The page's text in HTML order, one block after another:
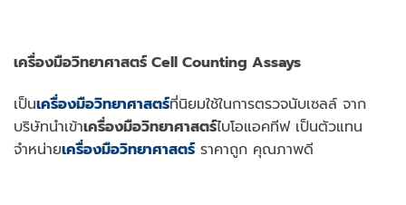
เครื่องมือวิทยาศาสตร์ Cell Counting Assays
เป็นเครื่องมือวิทยาศาสตร์ที่นิยมใช้ในการตรวจนับเซลล์ จาก
บริษัทนำเข้าเครื่องมือวิทยาศาสตร์ไบโอแอคทีฟ เป็นตัวแทน
จำหน่ายเครื่องมือวิทยาศาสตร์ ราคาถูก คุณภาพดี